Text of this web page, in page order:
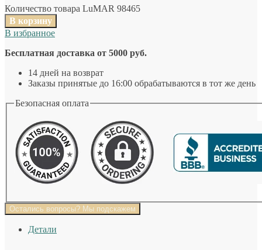
Количество товара LuMAR 98465
В корзину
В избранное
Бесплатная доставка от 5000 руб.
14 дней на возврат
Заказы принятые до 16:00 обрабатываются в тот же день
Безопасная оплата
Остались вопросы? Мы подскажем
Детали